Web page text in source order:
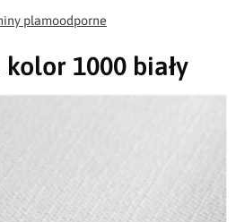
plamoodporne
1000 biały